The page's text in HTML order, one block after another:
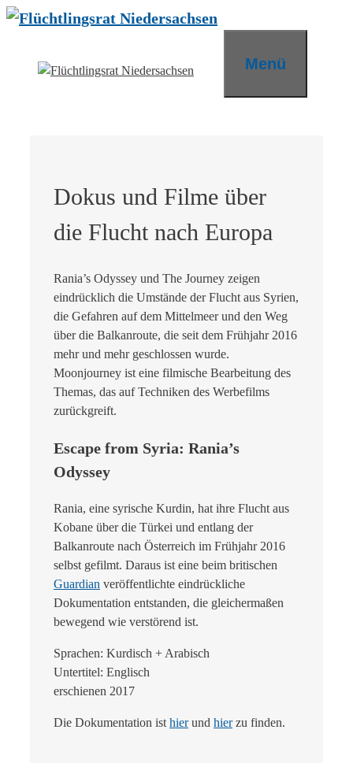
Zum
Menü
Dokus und Filme über
die Flucht nach Europa
Rania’s Odyssey und The Journey zeigen
eindrücklich die Umstände der Flucht aus Syrien,
die Gefahren auf dem Mittelmeer und den Weg
über die Balkanroute, die seit dem Frühjahr 2016
mehr und mehr geschlossen wurde.
Moonjourney ist eine filmische Bearbeitung des
Themas, das auf Techniken des Werbefilms
zurückgreift.
Escape from Syria: Rania’s
Odyssey
Rania, eine syrische Kurdin, hat ihre Flucht aus
Kobane über die Türkei und entlang der
Balkanroute nach Österreich im Frühjahr 2016
selbst gefilmt. Daraus ist eine beim britischen
Guardian veröffentlichte eindrückliche
Dokumentation entstanden, die gleichermaßen
bewegend wie verstörend ist.
Sprachen: Kurdisch + Arabisch
Untertitel: Englisch
erschienen 2017
Die Dokumentation ist hierund hierzu finden.